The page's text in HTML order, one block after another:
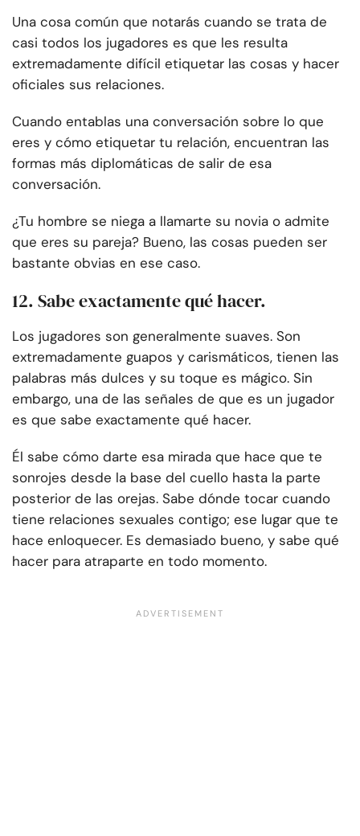
Una cosa común que notarás cuando se trata de
casi todos los jugadores es que les resulta
extremadamente difícil etiquetar las cosas y hacer
oficiales sus relaciones.
Cuando entablas una conversación sobre lo que
eres y cómo etiquetar tu relación, encuentran las
formas más diplomáticas de salir de esa
conversación.
¿Tu hombre se niega a llamarte su novia o admite
que eres su pareja? Bueno, las cosas pueden ser
bastante obvias en ese caso.
12. Sabe exactamente qué hacer.
Los jugadores son generalmente suaves. Son
extremadamente guapos y carismáticos, tienen las
palabras más dulces y su toque es mágico. Sin
embargo, una de las señales de que es un jugador
es que sabe exactamente qué hacer.
Él sabe cómo darte esa mirada que hace que te
sonrojes desde la base del cuello hasta la parte
posterior de las orejas. Sabe dónde tocar cuando
tiene relaciones sexuales contigo; ese lugar que te
hace enloquecer. Es demasiado bueno, y sabe qué
hacer para atraparte en todo momento.